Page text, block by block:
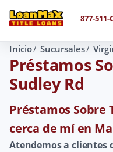
877-511-
Inicio Sucursales
Préstamos
Sudley Rd
Préstamos Sobre
cerca de mí en
Atendemos a clientes